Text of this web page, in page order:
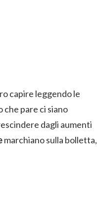
capire leggendo le
pare ci siano
dagli aumenti
marchiano sulla bolletta,